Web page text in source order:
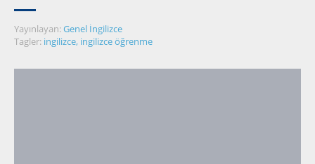
Yayınlayan: Genel İngilizce
Tagler: ingilizce, ingilizce öğrenme